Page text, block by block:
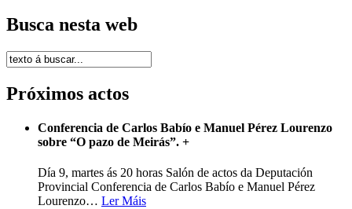
Busca nesta web
Próximos actos
Conferencia de Carlos Babío e Manuel Pérez Lourenzo
sobre “O pazo de Meirás”. +
Día 9, martes ás 20 horas Salón de actos da Deputación
Provincial Conferencia de Carlos Babío e Manuel Pérez
Lourenzo… Ler Máis